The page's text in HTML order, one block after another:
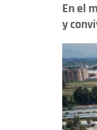
En el
y